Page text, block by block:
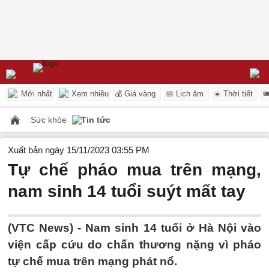
Mới nhất Xem nhiều 💰 Giá vàng 📅 Lịch âm ☀️ Thời tiết
Sức khỏe Tin tức
Xuất bản ngày 15/11/2023 03:55 PM
Tự chế pháo mua trên mạng,
nam sinh 14 tuổi suýt mất tay
(VTC News) - Nam sinh 14 tuổi ở Hà Nội vào
viện cấp cứu do chấn thương nặng vì pháo
tự chế mua trên mạng phát nổ.